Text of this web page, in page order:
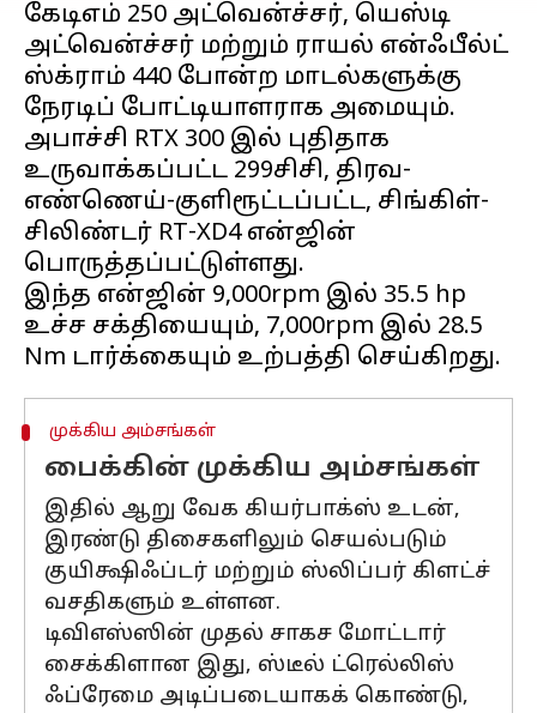
கேடிஎம் 250 அட்வென்ச்சர், யெஸ்டி
அட்வென்ச்சர் மற்றும் ராயல் என்ஃபீல்ட்
ஸ்க்ராம் 440 போன்ற மாடல்களுக்கு
நேரடிப் போட்டியாளராக அமையும்.
அபாச்சி RTX 300 இல் புதிதாக
உருவாக்கப்பட்ட 299சிசி, திரவ-
எண்ணெய்-குளிரூட்டப்பட்ட, சிங்கிள்-
சிலிண்டர் RT-XD4 என்ஜின்
பொருத்தப்பட்டுள்ளது.
இந்த என்ஜின் 9,000rpm இல் 35.5 hp
உச்ச சக்தியையும், 7,000rpm இல் 28.5
முக்கிய அம்சங்கள்
பைக்கின் முக்கிய அம்சங்கள்
இதில் ஆறு வேக கியர்பாக்ஸ் உடன்,
இரண்டு திசைகளிலும் செயல்படும்
குயிக்ஷிஃப்டர் மற்றும் ஸ்லிப்பர் கிளட்ச்
வசதிகளும் உள்ளன.
டிவிஎஸ்ஸின் முதல் சாகச மோட்டார்
சைக்கிளான இது, ஸ்டீல் ட்ரெல்லிஸ்
ஃப்ரேமை அடிப்படையாகக் கொண்டு,